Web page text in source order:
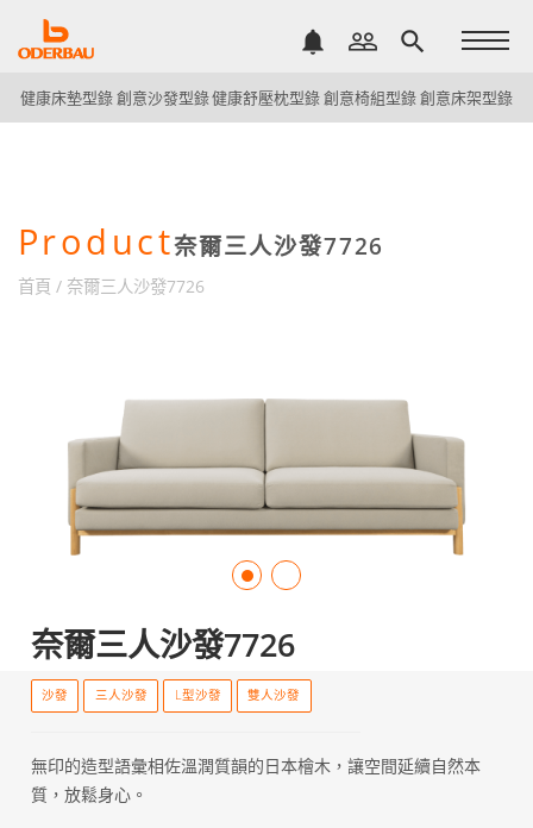
notifications people_outline search
健康床墊型錄創意沙發型錄健康舒壓枕型錄創意椅組型錄創意床架型錄
Product奈爾三人沙發7726
首頁 / 奈爾三人沙發7726
奈爾三人沙發7726
沙發 三人沙發 L型沙發 雙人沙發
無印的造型語彙相佐溫潤質韻的日本檜木，讓空間延續自然本
質，放鬆身心。